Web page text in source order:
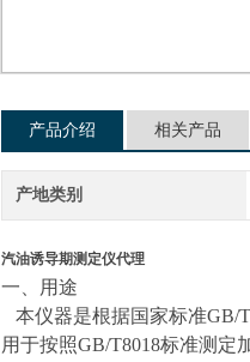
产品介绍 相关产品
产地类别
汽油诱导期测定仪代理
一、用途
本仪器是根据国家标准GB/
用于按照GB/T8018标准测定